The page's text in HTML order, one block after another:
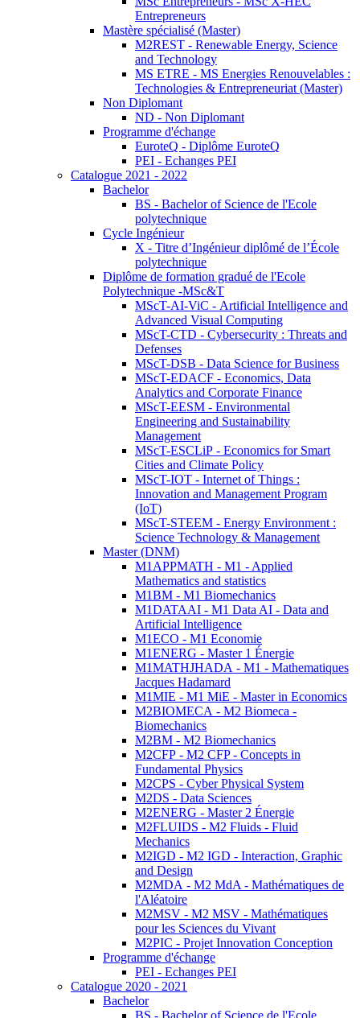
Entrepreneurs
Mastère spécialisé (Master)
M2REST - Renewable Energy, Science
and Technology
MS ETRE - MS Energies Renouvelables :
Technologies & Entrepreneuriat (Master)
Non Diplomant
ND - Non Diplomant
Programme d'échange
EuroteQ - Diplôme EuroteQ
PEI - Echanges PEI
Catalogue 2021 - 2022
Bachelor
BS - Bachelor of Science de l'Ecole
polytechnique
Cycle Ingénieur
X - Titre d’Ingénieur diplômé de l’École
polytechnique
Diplôme de formation gradué de l'Ecole
Polytechnique -MSc&T
MScT-AI-ViC - Artificial Intelligence and
Advanced Visual Computing
MScT-CTD - Cybersecurity : Threats and
Defenses
MScT-DSB - Data Science for Business
MScT-EDACF - Economics, Data
Analytics and Corporate Finance
MScT-EESM - Environmental
Engineering and Sustainability
Management
MScT-ESCLiP - Economics for Smart
Cities and Climate Policy
MScT-IOT - Internet of Things :
Innovation and Management Program
(IoT)
MScT-STEEM - Energy Environment :
Science Technology & Management
Master (DNM)
M1APPMATH - M1 - Applied
Mathematics and statistics
M1BM - M1 Biomechanics
M1DATAAI - M1 Data AI - Data and
Artificial Intelligence
M1ECO - M1 Economie
M1ENERG - Master 1 Énergie
M1MATHJHADA - M1 - Mathematiques
Jacques Hadamard
M1MIE - M1 MiE - Master in Economics
M2BIOMECA - M2 Biomeca -
Biomechanics
M2BM - M2 Biomechanics
M2CFP - M2 CFP - Concepts in
Fundamental Physics
M2CPS - Cyber Physical System
M2DS - Data Sciences
M2ENERG - Master 2 Énergie
M2FLUIDS - M2 Fluids - Fluid
Mechanics
M2IGD - M2 IGD - Interaction, Graphic
and Design
M2MDA - M2 MdA - Mathématiques de
l'Aléatoire
M2MSV - M2 MSV - Mathématiques
pour les Sciences du Vivant
M2PIC - Projet Innovation Conception
Programme d'échange
PEI - Echanges PEI
Catalogue 2020 - 2021
Bachelor
BS - Bachelor of Science de l'Ecole